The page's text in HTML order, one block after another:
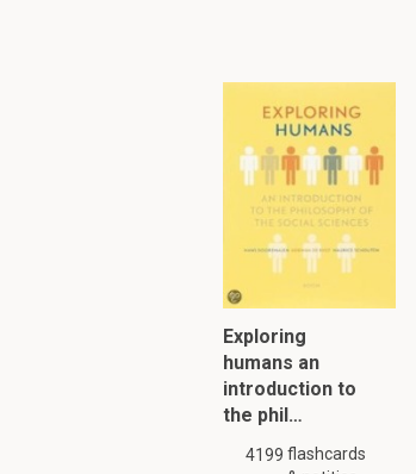
Dit
Er zijn
Exploring
humans an
introduction to
the phil…
4199 flashcards